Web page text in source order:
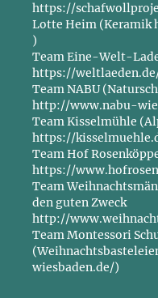
https://
Lotte Heim (Keramik
)
Team Eine-Welt-
https://
Team NABU
http://www.nabu-
Team Kisselmühle
https://
Team Hof
https://
Team
den guten Zweck
http://
Team Montessori
wiesbaden.de/)